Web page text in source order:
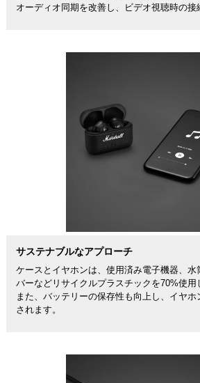
オーディオ同期を改善し、ビデオ視聴時の接
サステナブルなアプローチ
ケースとイヤホンは、使用済み電子機器、水
バーなどリサイクルプラスチックを70%使用
また、バッテリーの保存性も向上し、イヤ
されます。